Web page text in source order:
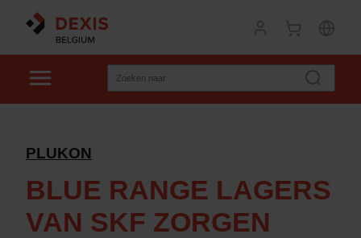
PLUKON
BLUE RANGE LAGERS
VAN SKF ZORGEN